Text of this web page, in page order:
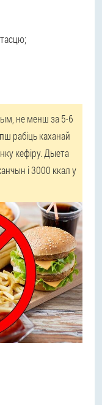
не менш за 5-6
рабіць каханай
кефіру. Дыета
і 3000 ккал у